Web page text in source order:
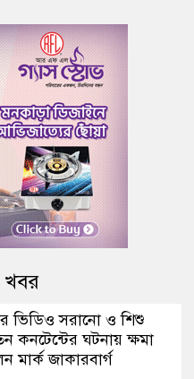
খবর
ভিডিও সরানো ও শিশু
কনটেন্টের ঘটনায় ক্ষমা
মার্ক জাকারবার্গ